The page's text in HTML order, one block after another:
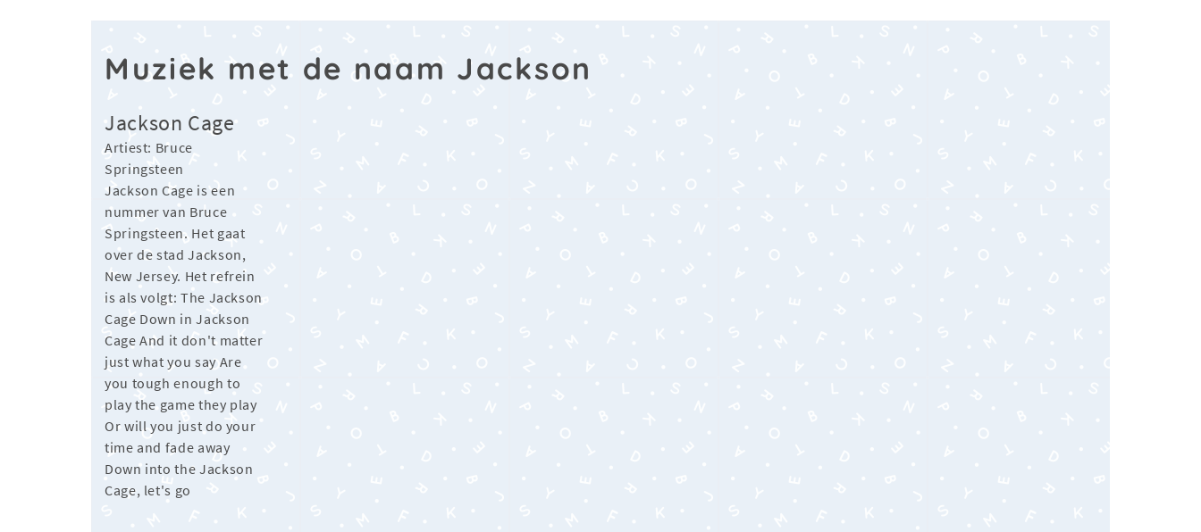
Muziek met de naam Jackson
Jackson Cage
Artiest: Bruce
Springsteen
Jackson Cage is een
nummer van Bruce
Springsteen. Het gaat
over de stad Jackson,
New Jersey. Het refrein
is als volgt: The Jackson
Cage Down in Jackson
Cage And it don't matter
just what you say Are
you tough enough to
play the game they play
Or will you just do your
time and fade away
Down into the Jackson
Cage, let's go